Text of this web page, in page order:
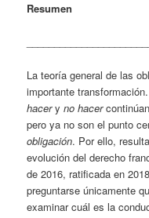
Resumen
La teoría general de las
importante
haceryno hacer
pero ya no son el punto
obligación. Por ello,
evolución del derecho
de 2016, ratificada en
preguntarse únicamente
examinar cuál es la